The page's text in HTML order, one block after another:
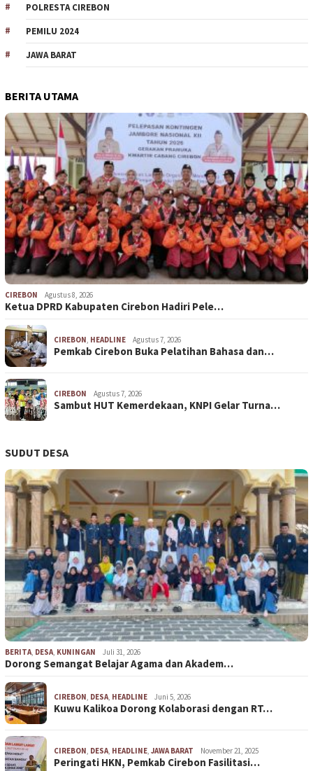
POLRESTA CIREBON
PEMILU 2024
JAWA BARAT
BERITA UTAMA
CIREBON Agustus 8, 2026
Ketua DPRD Kabupaten Cirebon Hadiri Pele…
CIREBON, HEADLINE Agustus 7, 2026
Pemkab Cirebon Buka Pelatihan Bahasa dan…
CIREBON Agustus 7, 2026
Sambut HUT Kemerdekaan, KNPI Gelar Turna…
SUDUT DESA
BERITA, DESA, KUNINGAN Juli 31, 2026
Dorong Semangat Belajar Agama dan Akadem…
CIREBON, DESA, HEADLINE Juni 5, 2026
Kuwu Kalikoa Dorong Kolaborasi dengan RT…
CIREBON, DESA, HEADLINE, JAWA BARAT November 21, 2025
Peringati HKN, Pemkab Cirebon Fasilitasi…